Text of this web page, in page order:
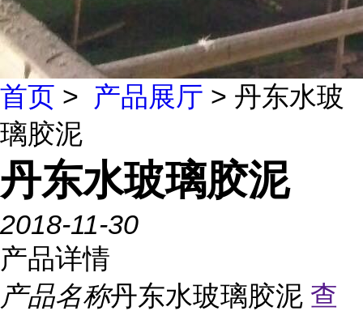
首页 > 产品展厅 > 丹东水玻
璃胶泥
丹东水玻璃胶泥
2018-11-30
产品详情
产品名称丹东水玻璃胶泥 查